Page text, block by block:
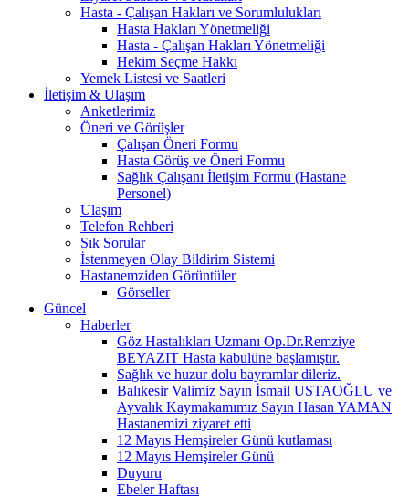
Hasta - Çalışan Hakları ve Sorumlulukları
Hasta Hakları Yönetmeliği
Hasta - Çalışan Hakları Yönetmeliği
Hekim Seçme Hakkı
Yemek Listesi ve Saatleri
İletişim & Ulaşım
Anketlerimiz
Öneri ve Görüşler
Çalışan Öneri Formu
Hasta Görüş ve Öneri Formu
Sağlık Çalışanı İletişim Formu (Hastane
Personel)
Ulaşım
Telefon Rehberi
Sık Sorular
İstenmeyen Olay Bildirim Sistemi
Hastanemziden Görüntüler
Görseller
Güncel
Haberler
Göz Hastalıkları Uzmanı Op.Dr.Remziye
BEYAZIT Hasta kabulüne başlamıştır.
Sağlık ve huzur dolu bayramlar dileriz.
Balıkesir Valimiz Sayın İsmail USTAOĞLU ve
Ayvalık Kaymakamımız Sayın Hasan YAMAN
Hastanemizi ziyaret etti
12 Mayıs Hemşireler Günü kutlaması
12 Mayıs Hemşireler Günü
Duyuru
Ebeler Haftası